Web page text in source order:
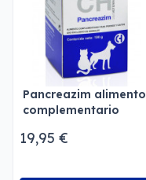
Pancreazim alimento
complementario
19,95 €